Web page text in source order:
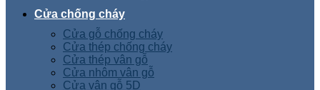
Cửa chống cháy
Cửa gỗ chống cháy
Cửa thép chống cháy
Cửa thép vân gỗ
Cửa nhôm vân gỗ
Cửa vân gỗ 5D